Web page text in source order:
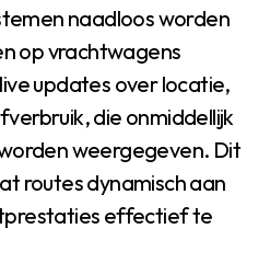
naadloos worden
op vrachtwagens
updates over locatie,
die onmiddellijk
weergegeven. Dit
routes dynamisch aan
effectief te